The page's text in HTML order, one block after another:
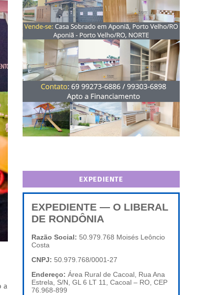
a
EXPEDIENTE
EXPEDIENTE — O LIBERAL
DE RONDÔNIA
Razão Social: 50.979.768 Moisés Leôncio
Costa
CNPJ: 50.979.768/0001-27
Endereço: Área Rural de Cacoal, Rua Ana
Estrela, S/N, GL 6 LT 11, Cacoal – RO, CEP
76.968-899